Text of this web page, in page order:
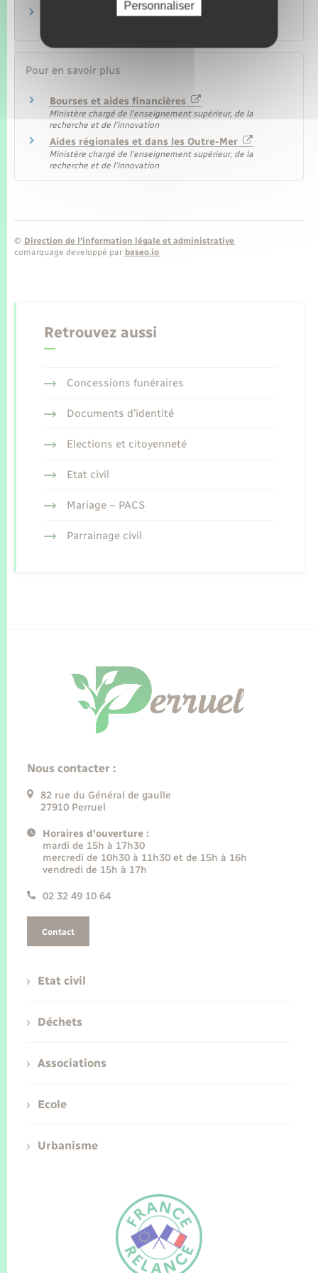
Étudier en Europe : Erasmus +
Pour en savoir plus
Bourses et aides financières
Ministère chargé de l'enseignement supérieur, de la
recherche et de l'innovation
Aides régionales et dans les Outre-Mer
Ministère chargé de l'enseignement supérieur, de la
recherche et de l'innovation
© Direction de l’information légale et administrative
comarquage developpé par baseo.io
Retrouvez aussi
Concessions funéraires
Documents d’identité
Elections et citoyenneté
Etat civil
Mariage – PACS
Parrainage civil
Nous contacter :
82 rue du Général de gaulle
27910 Perruel
Horaires d'ouverture :
mardi de 15h à 17h30
mercredi de 10h30 à 11h30 et de 15h à 16h
vendredi de 15h à 17h
02 32 49 10 64
Contact
Etat civil
Déchets
Associations
Ecole
Urbanisme
Personnaliser